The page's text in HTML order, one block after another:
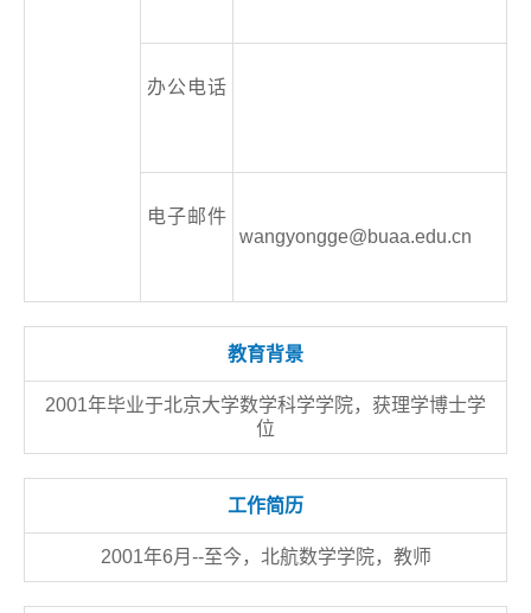
办公电话
电子邮件
wangyongge@buaa.edu.cn
教育背景
2001年毕业于北京大学数学科学学院，获理学博士学
位
工作简历
2001年6月--至今，北航数学学院，教师